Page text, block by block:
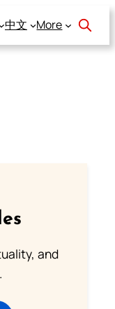
中文 More
and